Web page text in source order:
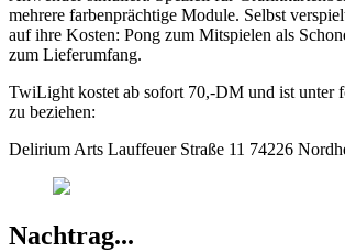
mehrere farbenprächtige Module. Selbst
auf ihre Kosten: Pong zum Mitspielen als
zum Lieferumfang.
TwiLight kostet ab sofort 70,-DM und ist unter
zu beziehen:
Delirium Arts Lauffeuer Straße 11 74226
Nachtrag...